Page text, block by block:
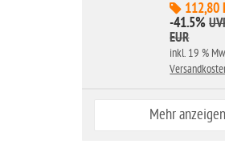
112,80
-41.5%
EUR
inkl. 19 %
Mehr anzeigen